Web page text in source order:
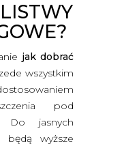
jak dobrać
wszystkim
pod
Do jasnych
będą wyższe